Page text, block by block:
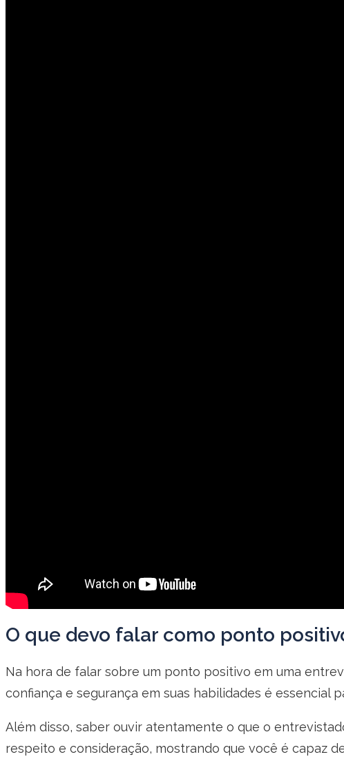
O que devo falar como ponto
Na hora de falar sobre um ponto positivo em uma
confiança e segurança em suas habilidades é essencial
Além disso, saber ouvir atentamente o que o
respeito e consideração, mostrando que você é capaz